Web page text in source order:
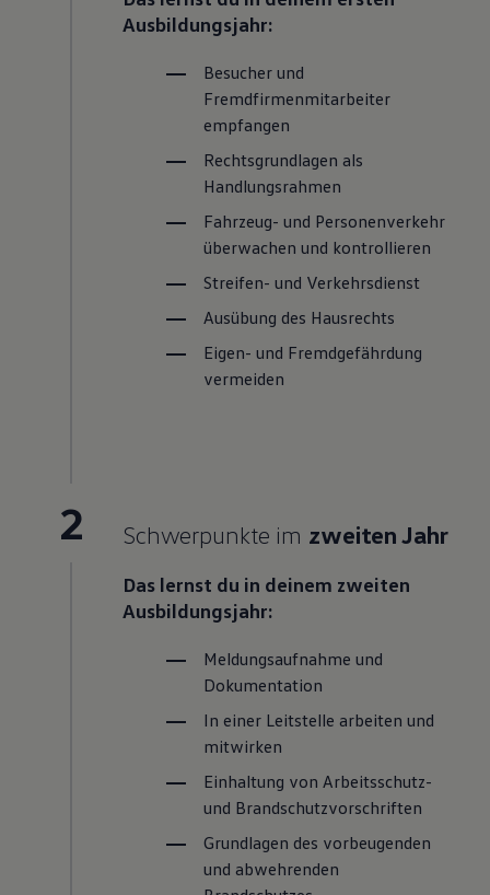
Ausbildungsjahr:
Besucher und
Fremdfirmenmitarbeiter
empfangen
Rechtsgrundlagen als
Handlungsrahmen
Fahrzeug- und Personenverkehr
überwachen und kontrollieren
Streifen- und Verkehrsdienst
Ausübung des Hausrechts
Eigen- und Fremdgefährdung
vermeiden
2 Schwerpunkte im zweiten Jahr
Das lernst du in deinem zweiten
Ausbildungsjahr:
Meldungsaufnahme und
Dokumentation
In einer Leitstelle arbeiten und
mitwirken
Einhaltung von Arbeitsschutz-
und Brandschutzvorschriften
Grundlagen des vorbeugenden
und abwehrenden